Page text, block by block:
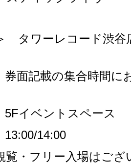
タワーレコード渋谷
面記載の集合時間に
5Fイベントスペース
13:00/14:00
・フリー入場はござ